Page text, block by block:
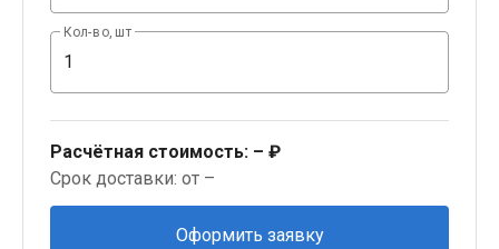
Кол-во, шт
Расчётная стоимость: – ₽
Срок доставки: от –
Оформить заявку